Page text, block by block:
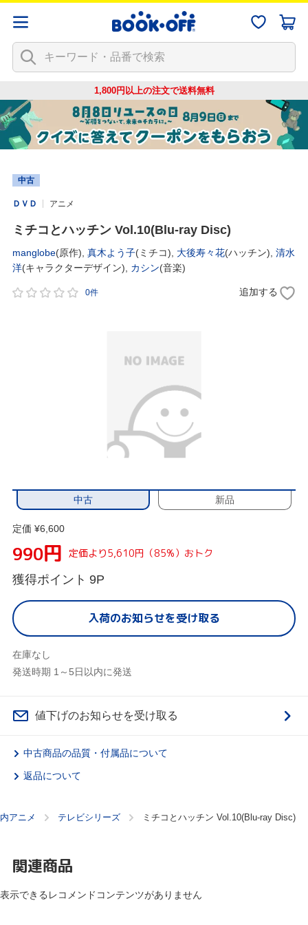
1,800円以上の注文で送料無料
中古
ＤＶＤ アニメ
ミチコとハッチン Vol.10(Blu-ray Disc)
manglobe(原作), 真木よう子(ミチコ), 大後寿々花(ハッチン), 清水
洋(キャラクターデザイン), カシン(音楽)
0件 追加する
中古 新品
定価 ¥6,600
990円 定価より5,610円（85%）おトク
獲得ポイント 9P
入荷のお知らせを受け取る
在庫なし
発送時期 1～5日以内に発送
値下げのお知らせを受け取る
中古商品の品質・付属品について
返品について
アニメ テレビシリーズ ミチコとハッチン Vol.10(Blu-ray Disc)
関連商品
表示できるレコメンドコンテンツがありません